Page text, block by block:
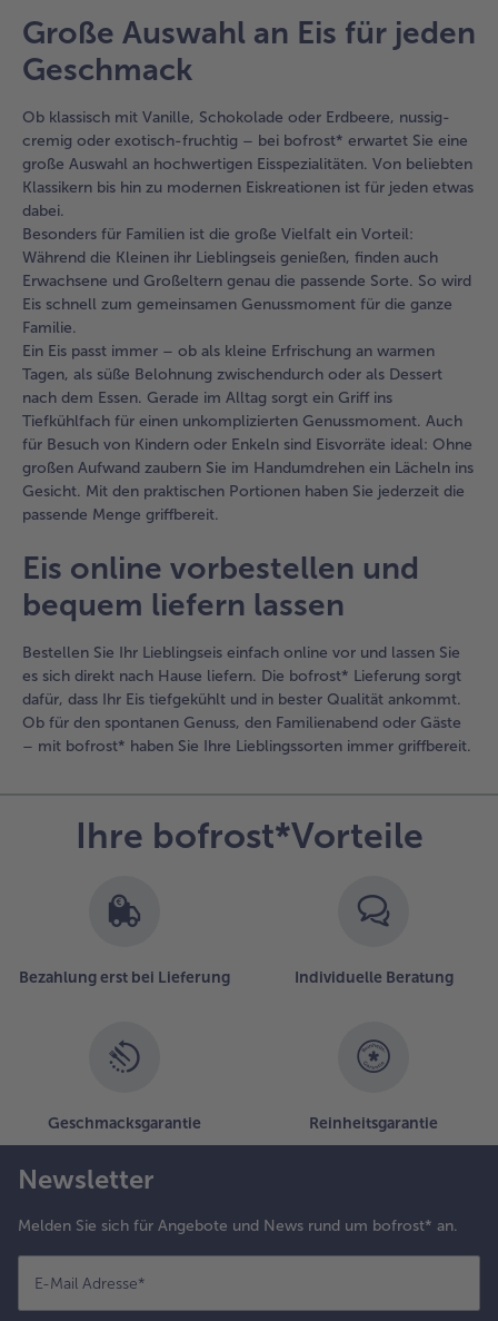
Große Auswahl an Eis für jeden
Geschmack
Ob klassisch mit Vanille, Schokolade oder Erdbeere, nussig-
cremig oder exotisch-fruchtig – bei bofrost* erwartet Sie eine
große Auswahl an hochwertigen Eisspezialitäten. Von beliebten
Klassikern bis hin zu modernen Eiskreationen ist für jeden etwas
dabei.
Besonders für Familien ist die große Vielfalt ein Vorteil:
Während die Kleinen ihr Lieblingseis genießen, finden auch
Erwachsene und Großeltern genau die passende Sorte. So wird
Eis schnell zum gemeinsamen Genussmoment für die ganze
Familie.
Ein Eis passt immer – ob als kleine Erfrischung an warmen
Tagen, als süße Belohnung zwischendurch oder als Dessert
nach dem Essen. Gerade im Alltag sorgt ein Griff ins
Tiefkühlfach für einen unkomplizierten Genussmoment. Auch
für Besuch von Kindern oder Enkeln sind Eisvorräte ideal: Ohne
großen Aufwand zaubern Sie im Handumdrehen ein Lächeln ins
Gesicht. Mit den praktischen Portionen haben Sie jederzeit die
passende Menge griffbereit.
Eis online vorbestellen und
bequem liefern lassen
Bestellen Sie Ihr Lieblingseis einfach online vor und lassen Sie
es sich direkt nach Hause liefern. Die bofrost* Lieferung sorgt
dafür, dass Ihr Eis tiefgekühlt und in bester Qualität ankommt.
Ob für den spontanen Genuss, den Familienabend oder Gäste
– mit bofrost* haben Sie Ihre Lieblingssorten immer griffbereit.
Ihre bofrost*Vorteile
Bezahlung erst bei Lieferung Individuelle Beratung
Geschmacksgarantie Reinheitsgarantie
Newsletter
Melden Sie sich für Angebote und News rund um bofrost* an.
E-Mail Adresse*